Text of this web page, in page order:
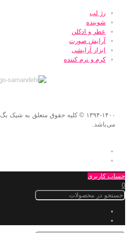
رژ لب
شوینده
عطر و ادکلن
آرایش صورت
ابزار آرایشی
کرم و نرم کننده
۱۳۹۴-۱۴۰۰ © کلیه حقوق متعلق به شیک بگ
می‌باشد.
حساب کاربری
0